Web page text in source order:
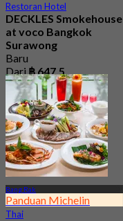
Restoran Hotel
DECKLES Smokehouse
at voco Bangkok
Surawong
Baru
Dari฿ 647.5
Bang Rak
Panduan Michelin
Thai